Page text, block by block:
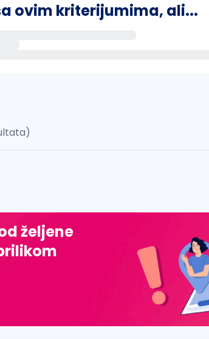
ovim kriterijumima, ali...
đ, ž, dž)
željene